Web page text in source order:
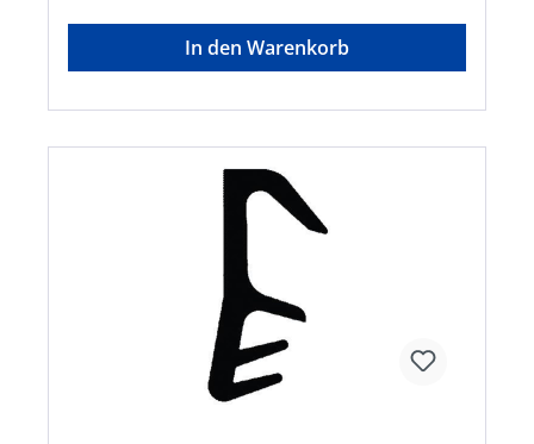
In den Warenkorb